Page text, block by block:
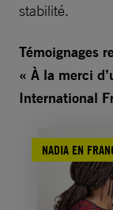
stabilité.
Témoignages
« À la merci
International
NADIA EN